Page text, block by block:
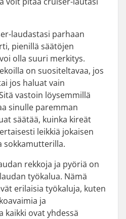
laudastasi parhaan
pienillä säätöjen
olla suuri merkitys.
on suositeltavaa, jos
jos haluat vain
vastoin löysemmillä
sinulle paremman
säätää, kuinka kireät
leikkiä jokaisen
sokkamutterilla.
rekkoja ja pyöriä on
työkalua. Nämä
erilaisia työkaluja, kuten
ja
kaikki ovat yhdessä